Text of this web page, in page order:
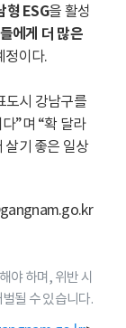
형 ESG을 활성
에게 더 많은
정이다.
도시 강남구를
”며 “확 달라
살기 좋은 일상
야 하며, 위반 시
될 수 있습니다.